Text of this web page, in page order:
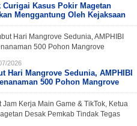
Curigai Kasus Pokir Magetan
Menggantung Oleh Kejaksaan
2026
Hari Mangrove Sedunia, AMPHIBI
500 Pohon Mangrove